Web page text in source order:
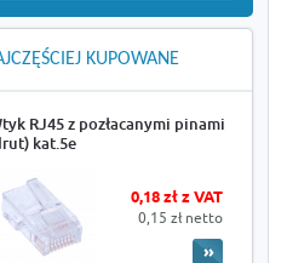
KUPOWANE
RJ45 z pozłacanymi pinami
kat.5e
0,18 zł z VAT
0,15 zł netto